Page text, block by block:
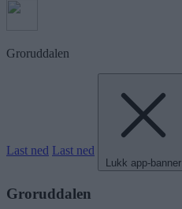
Groruddalen
Last ned Last ned
Lukk app-banner
Groruddalen